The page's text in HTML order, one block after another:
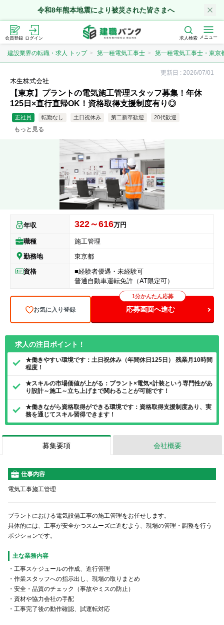
令和8年熊本地震により被災された皆さまへ
会員登録 ログイン 求人検索 メニュー
建設業界の転職・求人 トップ 第一種電気工事士 第一種電気工事士・東京
更新日 : 2026/07/01
木生株式会社
【東京】プラントの電気施工管理スタッフ募集！年休
125日×直行直帰OK！資格取得支援制度有り◎
正社員 転勤なし 土日祝休み 第二新卒歓迎 20代歓迎
年収500万円以上
資格取得
もっと見る
年収 322～616万円
職種
施工管理
勤務地
東京都
資格
■経験者優遇・未経験可
普通自動車運転免許（AT限定可）
お気に入り登録 応募画面へ進む
1分かんたん応募
求人の注目ポイント！
★働きやすい環境です：土日祝休み（年間休日125日） 残業月10時間
程度！
★スキルの市場価値が上がる：プラント×電気×計装という専門性があ
り設計～施工～立ち上げまで関わることが可能です！
★働きながら資格取得ができる環境です：資格取得支援制度あり、実
務を通じてスキル習得できます！
募集要項 会社概要
仕事内容
電気工事施工管理
プラントにおける電気設備工事の施工管理をお任せします。
具体的には、工事が安全かつスムーズに進むよう、現場の管理・調整を行う
ポジションです。
主な業務内容
・工事スケジュールの作成、進行管理
・作業スタッフへの指示出し、現場の取りまとめ
・安全・品質のチェック（事故やミスの防止）
・資材や協力会社の手配
・工事完了後の動作確認、試運転対応